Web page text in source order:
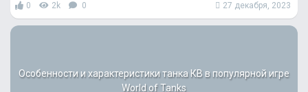
0 2k 0 27 декабря, 2023
Особенности и характеристики танка КВ в популярной игре
World of Tanks